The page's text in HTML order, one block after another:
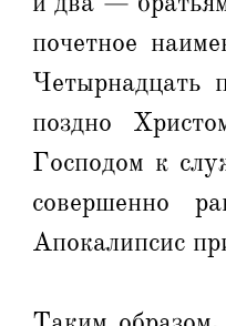
почетное
Четырнадцать
поздно
Господом к
совершенно
Апокалипсис